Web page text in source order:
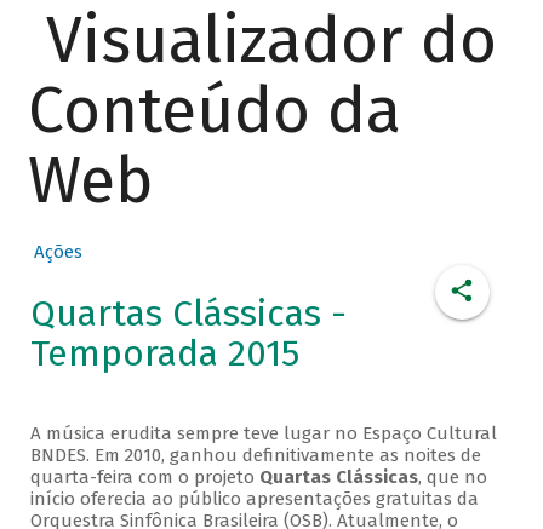
Visualizador do
Conteúdo da
Web
Ações
Quartas Clássicas -
Temporada 2015
A música erudita sempre teve lugar no Espaço Cultural
BNDES. Em 2010, ganhou definitivamente as noites de
quarta-feira com o projeto Quartas Clássicas, que no
início oferecia ao público apresentações gratuitas da
Orquestra Sinfônica Brasileira (OSB). Atualmente, o